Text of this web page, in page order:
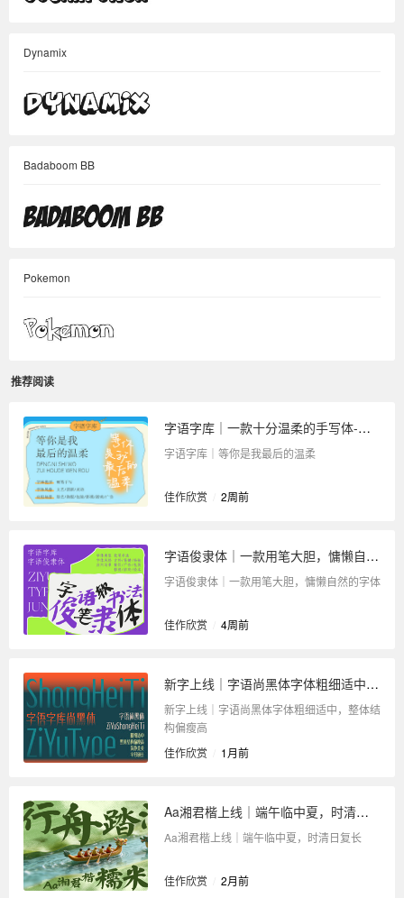
Dynamix
Badaboom BB
Pokemon
推荐阅读
字语字库｜一款十分温柔的手写体-等你是我最后的温柔
字语字库｜等你是我最后的温柔
佳作欣赏 2周前
字语俊隶体｜一款用笔大胆，慵懒自然的字体
字语俊隶体｜一款用笔大胆，慵懒自然的字体
佳作欣赏 4周前
新字上线｜字语尚黑体字体粗细适中，整体结构偏瘦高
新字上线｜字语尚黑体字体粗细适中，整体结
构偏瘦高
佳作欣赏
1月前
Aa湘君楷上线｜端午临中夏，时清日复长
Aa湘君楷上线｜端午临中夏，时清日复长
佳作欣赏 2月前